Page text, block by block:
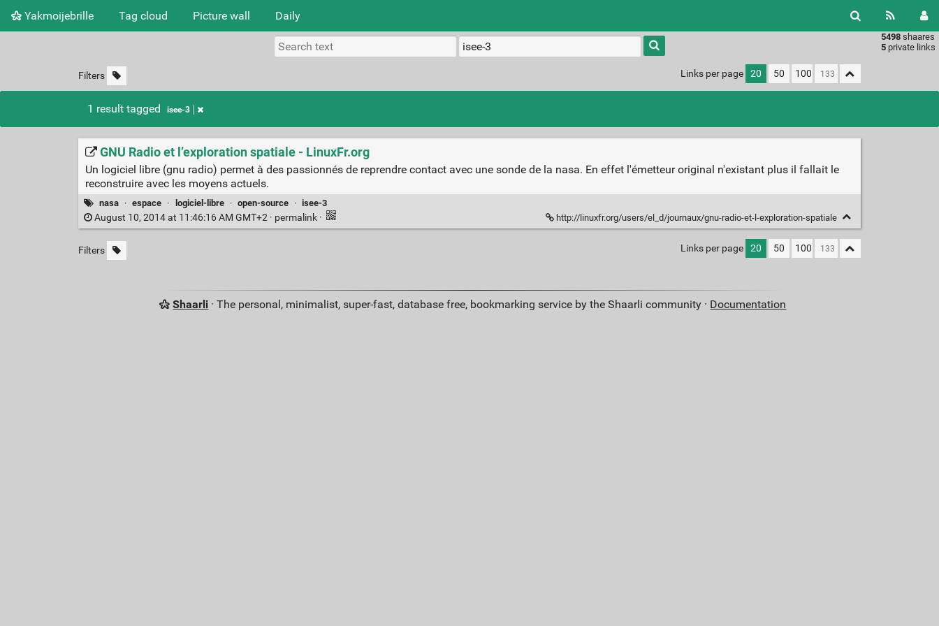
Yakmoijebrille Tag cloud Picture wall Daily
5498 shaares
5 private links
Type 1 or
more
characters
results.
Filters Links per page 20 50 100
1 result tagged isee-3
GNU Radio et l’exploration spatiale - LinuxFr.org
Un logiciel libre (gnu radio) permet à des passionnés de reprendre contact avec une sonde de la nasa. En effet l'émetteur original n'existant plus il fallait le
reconstruire avec les moyens actuels.
nasa · espace · logiciel-libre · open-source · isee-3
August 10, 2014 at 11:46:16 AM GMT+2 · permalink · http://linuxfr.org/users/el_d/journaux/gnu-radio-et-l-exploration-spatiale
Filters Links per page 20 50 100
Shaarli · The personal, minimalist, super-fast, database free, bookmarking service by the Shaarli community · Documentation